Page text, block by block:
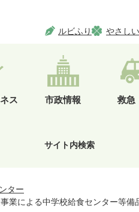
ルビふり やさし
ス 市政情報 救急
サイト内検索
ター
業による中学校給食センター等備